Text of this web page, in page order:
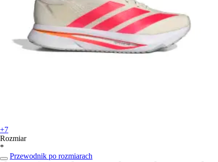
+7
Rozmiar
*
Przewodnik po rozmiarach